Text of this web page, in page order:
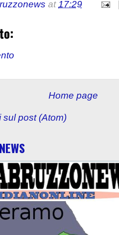
at17:29
Home page
sul post (Atom)